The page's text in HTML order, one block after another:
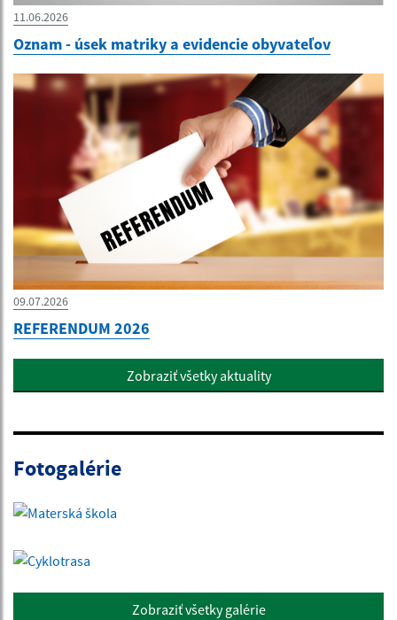
11.06.2026
Oznam - úsek matriky a evidencie obyvateľov
09.07.2026
REFERENDUM 2026
Zobraziť všetky aktuality
Fotogalérie
Zobraziť všetky galérie